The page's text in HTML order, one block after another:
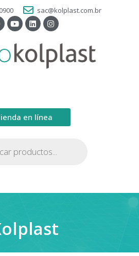
sac@kolplast.com.br
en línea